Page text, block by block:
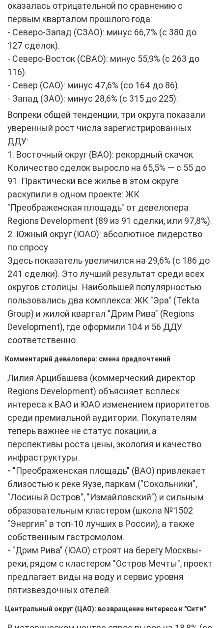
оказалась отрицательной по сравнению с
первым кварталом прошлого года:
- Северо-Запад (СЗАО): минус 66,7% (с 380 до
127 сделок).
- Северо-Восток (СВАО): минус 55,9% (с 263 до
116).
- Север (САО): минус 47,6% (со 164 до 86).
- Запад (ЗАО): минус 28,6% (с 315 до 225).
Вопреки общей тенденции, три округа показали
уверенный рост числа зарегистрированных
ДДУ:
1. Восточный округ (ВАО): рекордный скачок
Количество сделок выросло на 65,5% — с 55 до
91. Практически всё жилье в этом округе
раскупили в одном проекте: ЖК
"Преображенская площадь" от девелопера
Regions Development (89 из 91 сделки, или 97,8%).
2. Южный округ (ЮАО): абсолютное лидерство
по спросу
Здесь показатель увеличился на 29,6% (с 186 до
241 сделки). Это лучший результат среди всех
округов столицы. Наибольшей популярностью
пользовались два комплекса: ЖК "Эра" (Tekta
Group) и жилой квартал "Дрим Рива" (Regions
Development), где оформили 104 и 56 ДДУ
соответственно.
Комментарий девелопера: смена предпочтений
Лилия Арцибашева (коммерческий директор
Regions Development) объясняет всплеск
интереса к ВАО и ЮАО изменением приоритетов
среди премиальной аудитории. Покупателям
теперь важнее не статус локации, а
перспективы роста цены, экология и качество
инфраструктуры.
- "Преображенская площадь" (ВАО) привлекает
близостью к реке Яузе, паркам ("Сокольники",
"Лосиный Остров", "Измайловский") и сильным
образовательным кластером (школа №1502
"Энергия" в топ-10 лучших в России), а также
собственным гастромолом.
- "Дрим Рива" (ЮАО) строят на берегу Москвы-
реки, рядом с кластером "Остров Мечты", проект
предлагает виды на воду и сервис уровня
пятизвездочных отелей.
Центральный округ (ЦАО): возвращение интереса к "Сити"